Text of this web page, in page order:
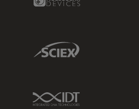
Sciex Link
IDT Link